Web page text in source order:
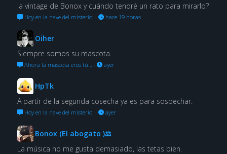
la vintage de Bonox y cuándo tendré un rato para mirarlo?
Hoy en la nave del misterio: · hace 19 horas
Oiher
Siempre somos su mascota.
Ahora la mascota eres tú… · ayer
HpTk
A partir de la segunda cosecha ya es para sospechar.
Hoy en la nave del misterio: · ayer
Bonox (El abogato )⚖
La música no me gusta demasiado, las tetas bien.